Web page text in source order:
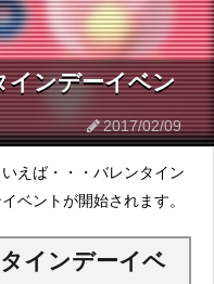
インデーイベン
2017/02/09
えば・・・バレンタイン
ベントが開始されます。
インデーイベ